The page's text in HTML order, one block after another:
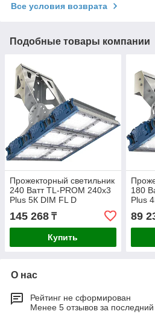
Все условия возврата
Подобные товары компании
Прожекторный светильник
240 Ватт TL-PROM 240х3
Plus 5К DIM FL D
145 268 ₸
Купить
180
Plus
89
О нас
Рейтинг не сформирован
Менее 5 отзывов за последний